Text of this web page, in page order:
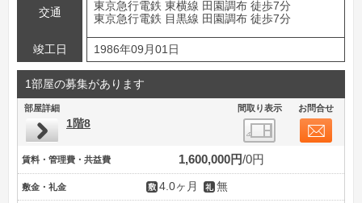
交通
東京急行電鉄 東横線 田園調布 徒歩7分
東京急行電鉄 目黒線 田園調布 徒歩7分
竣工日 1986年09月01日
1部屋の募集があります
部屋詳細 間取り表示 お問合せ
1階8
賃料・管理費・共益費 1,600,000円 0円
敷金・礼金 4.0ヶ月 無